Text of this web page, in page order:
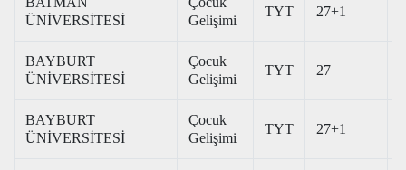
ÜNİVERSİTESİ
Gelişimi
TYT 27+1
BAYBURT
ÜNİVERSİTESİ
Çocuk
Gelişimi
TYT 27
BAYBURT
ÜNİVERSİTESİ
Çocuk
Gelişimi
TYT 27+1